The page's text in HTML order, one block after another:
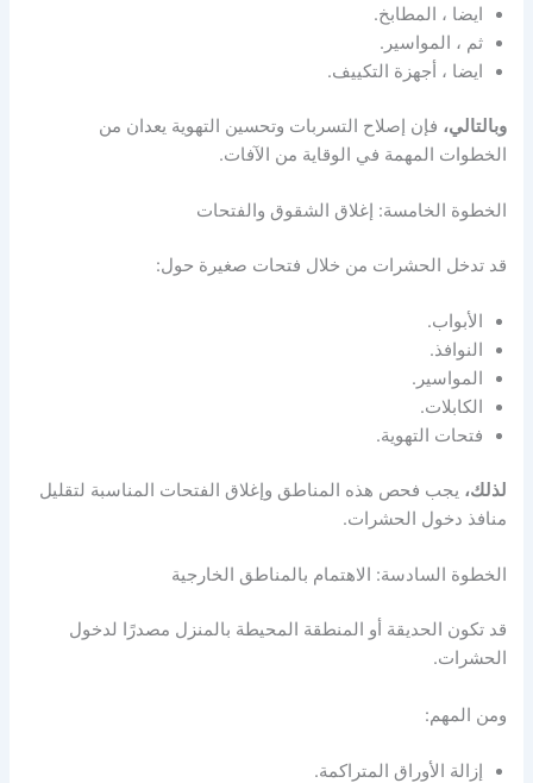
ايضا ، المطابخ.
ثم ، المواسير.
ايضا ، أجهزة التكييف.
وبالتالي، فإن إصلاح التسربات وتحسين التهوية يعدان من
الخطوات المهمة في الوقاية من الآفات.
الخطوة الخامسة: إغلاق الشقوق والفتحات
قد تدخل الحشرات من خلال فتحات صغيرة حول:
الأبواب.
النوافذ.
المواسير.
الكابلات.
فتحات التهوية.
لذلك، يجب فحص هذه المناطق وإغلاق الفتحات المناسبة لتقليل
منافذ دخول الحشرات.
الخطوة السادسة: الاهتمام بالمناطق الخارجية
قد تكون الحديقة أو المنطقة المحيطة بالمنزل مصدرًا لدخول
الحشرات.
ومن المهم:
إزالة الأوراق المتراكمة.